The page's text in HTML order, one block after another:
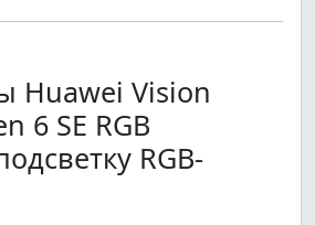
Huawei Vision
6 SE RGB
RGB-